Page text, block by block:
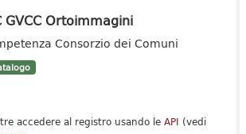
GVCC Ortoimmagini
Consorzio dei Comuni
accedere al registro usando le API (vedi